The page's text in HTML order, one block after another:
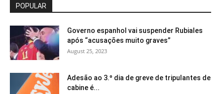
POPULAR
Governo espanhol vai suspender Rubiales
após “acusações muito graves”
August 25, 2023
Adesão ao 3.º dia de greve de tripulantes de
cabine é...